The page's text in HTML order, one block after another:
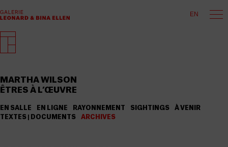
EN
MARTHA WILSON
ÊTRES À L’ŒUVRE
EN SALLE EN LIGNE RAYONNEMENT SIGHTINGS
À VENIR
TEXTES | DOCUMENTS
ARCHIVES